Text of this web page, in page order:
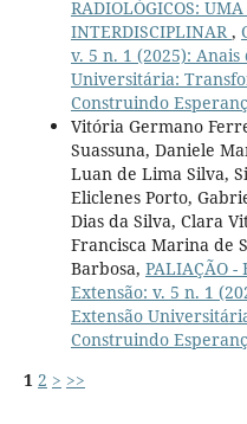
RADIOLÓGICOS:
INTERDISCIPLINAR,
v. 5 n. 1 (2025): Anais
Universitária:
Construindo
Vitória Germano
Suassuna, Daniele
Luan de Lima Silva,
Eliclenes Porto,
Dias da Silva, Clara
Francisca Marina de
Barbosa, PALIAÇÃO -
Extensão: v. 5 n. 1
Extensão
Construindo
1 2 > >>